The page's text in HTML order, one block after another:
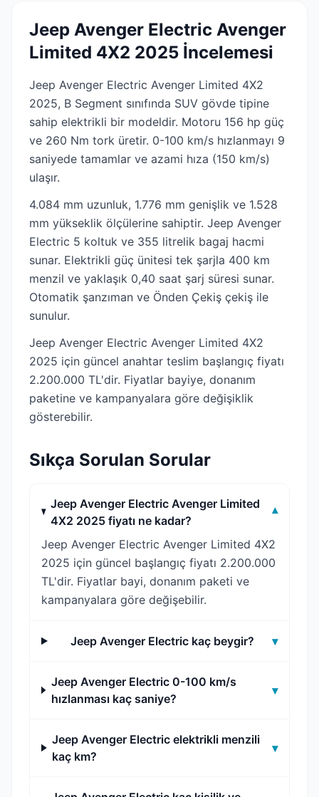
Jeep Avenger Electric Avenger
Limited 4X2 2025 İncelemesi
Jeep Avenger Electric Avenger Limited 4X2
2025, B Segment sınıfında SUV gövde tipine
sahip elektrikli bir modeldir. Motoru 156 hp güç
ve 260 Nm tork üretir. 0-100 km/s hızlanmayı 9
saniyede tamamlar ve azami hıza (150 km/s)
ulaşır.
4.084 mm uzunluk, 1.776 mm genişlik ve 1.528
mm yükseklik ölçülerine sahiptir. Jeep Avenger
Electric 5 koltuk ve 355 litrelik bagaj hacmi
sunar. Elektrikli güç ünitesi tek şarjla 400 km
menzil ve yaklaşık 0,40 saat şarj süresi sunar.
Otomatik şanzıman ve Önden Çekiş çekiş ile
sunulur.
Jeep Avenger Electric Avenger Limited 4X2
2025 için güncel anahtar teslim başlangıç fiyatı
2.200.000 TL'dir. Fiyatlar bayiye, donanım
paketine ve kampanyalara göre değişiklik
gösterebilir.
Sıkça Sorulan Sorular
Jeep Avenger Electric Avenger Limited
4X2 2025 fiyatı ne kadar?
▾
Jeep Avenger Electric Avenger Limited 4X2
2025 için güncel başlangıç fiyatı 2.200.000
TL'dir. Fiyatlar bayi, donanım paketi ve
kampanyalara göre değişebilir.
Jeep Avenger Electric kaç beygir? ▾
Jeep Avenger Electric 0-100 km/s
hızlanması kaç saniye?
▾
Jeep Avenger Electric elektrikli menzili
kaç km?
▾